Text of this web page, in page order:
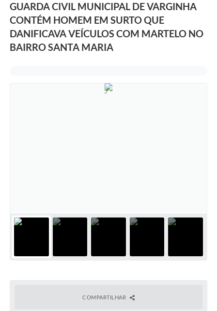
GUARDA CIVIL MUNICIPAL DE VARGINHA
CONTÉM HOMEM EM SURTO QUE
DANIFICAVA VEÍCULOS COM MARTELO NO
BAIRRO SANTA MARIA
COMPARTILHAR